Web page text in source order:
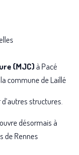
(MJC)à Pacé
commune de Laillé
structures.
désormais à
de Rennes